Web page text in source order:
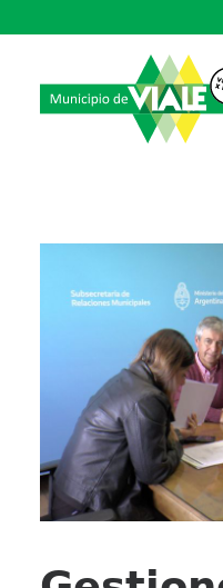
GOBIERNO
TRÁMITES Y SERVICIOS
PARQUE INDUSTRIAL
RECAUDACIONES